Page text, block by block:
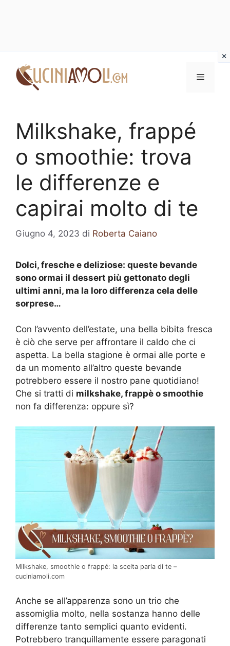
contenuto
Menu
Milkshake, frappé
o smoothie: trova
le differenze e
capirai molto di te
Giugno 4, 2023 di Roberta Caiano
Dolci, fresche e deliziose: queste bevande
sono ormai il dessert più gettonato degli
ultimi anni, ma la loro differenza cela delle
sorprese…
Con l’avvento dell’estate, una bella bibita fresca
è ciò che serve per affrontare il caldo che ci
aspetta. La bella stagione è ormai alle porte e
da un momento all’altro queste bevande
potrebbero essere il nostro pane quotidiano!
Che si tratti di milkshake, frappè o smoothie
non fa differenza: oppure sì?
Milkshake, smoothie o frappé: la scelta parla di te –
cuciniamoli.com
Anche se all’apparenza sono un trio che
assomiglia molto, nella sostanza hanno delle
differenze tanto semplici quanto evidenti.
Potrebbero tranquillamente essere paragonati